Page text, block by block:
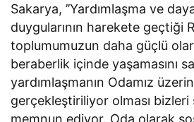
Sakarya, ’’Yardımlaşma ve
duygularının harekete geçtiği
toplumumuzun daha güçlü
beraberlik içinde yaşamasını
yardımlaşmanın Odamız
gerçekleştiriliyor olması bizleri
memnun ediyor. Oda olarak